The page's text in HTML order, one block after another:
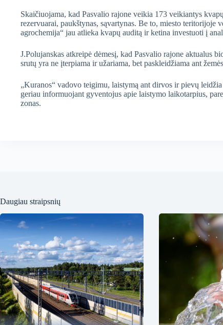
Skaičiuojama, kad Pasvalio rajone veikia 173 veikiantys
rezervuarai, paukštynas, sąvartynas. Be to, miesto
agrochemija“ jau atlieka kvapų auditą ir ketina investuoti į
J.Polujanskas atkreipė dėmesį, kad Pasvalio rajone aktualus
srutų yra ne įterpiama ir užariama, bet paskleidžiama ant
„Kuranos“ vadovo teigimu, laistymą ant dirvos ir pievų
geriau informuojant gyventojus apie laistymo laikotarpius,
zonas.
Daugiau straipsnių